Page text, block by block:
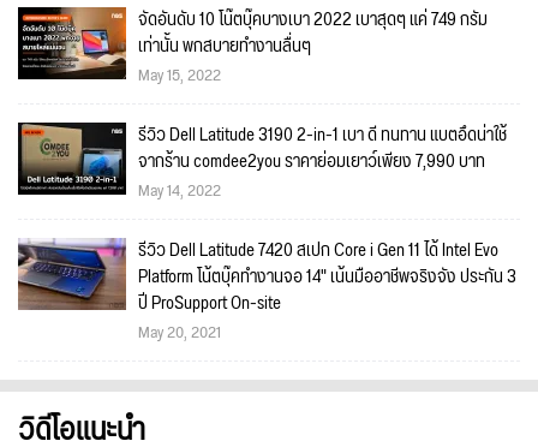
จัดอันดับ 10 โน๊ตบุ๊คบางเบา 2022 เบาสุดๆ แค่ 749 กรัม
เท่านั้น พกสบายทำงานลื่นๆ
May 15, 2022
รีวิว Dell Latitude 3190 2-in-1 เบา ดี ทนทาน แบตอึดน่าใช้
จากร้าน comdee2you ราคาย่อมเยาว์เพียง 7,990 บาท
May 14, 2022
รีวิว Dell Latitude 7420 สเปก Core i Gen 11 ได้ Intel Evo
Platform โน้ตบุ๊คทำงานจอ 14" เน้นมืออาชีพจริงจัง ประกัน 3
ปี ProSupport On-site
May 20, 2021
วิดีโอแนะนำ